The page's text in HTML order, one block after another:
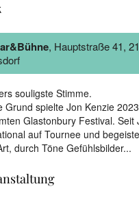
, Hauptstraße 41,
souligste Stimme.
Grund spielte Jon Kenzie
Glastonbury Festival. Seit
auf Tournee und
durch Töne Gefühlsbilder...